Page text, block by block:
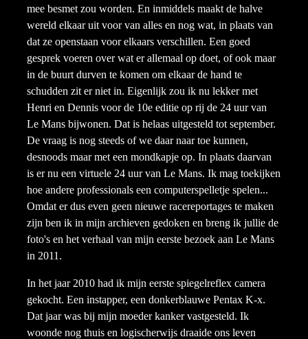
mee besmet zou worden. En inmiddels maakt de halve
wereld elkaar uit voor van alles en nog wat, in plaats van
dat ze openstaan voor elkaars verschillen. Een goed
gesprek voeren over wat er allemaal op doet, of ook maar
in de buurt durven te komen om elkaar de hand te
schudden zit er niet in. Eigenlijk zou ik nu lekker met
Henri en Dennis voor de 10e editie op rij de 24 uur van
Le Mans bijwonen. Dat is helaas uitgesteld tot september.
De vraag is nog steeds of we daar naar toe kunnen,
desnoods maar met een mondkapje op. In plaats daarvan
is er nu een virtuele 24 uur van Le Mans. Ik mag toekijken
hoe andere professionals een computerspelletje spelen...
Omdat er dus even geen nieuwe racereportages te maken
zijn ben ik in mijn archieven gedoken en breng ik jullie de
foto's en het verhaal van mijn eerste bezoek aan Le Mans
in 2011.
In het jaar 2010 had ik mijn eerste spiegelreflex camera
gekocht. Een instapper, een donkerblauwe Pentax K-x.
Dat jaar was bij mijn moeder kanker vastgesteld. Ik
woonde nog thuis en logischerwijs draaide ons leven